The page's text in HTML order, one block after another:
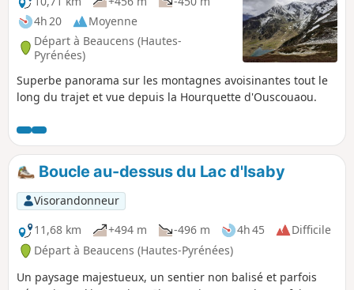
4h 20
Moyenne
Départ à Beaucens (Hautes-
Pyrénées)
Superbe panorama sur les montagnes avoisinantes tout le
long du trajet et vue depuis la Hourquette d'Ouscouaou.
Boucle au-dessus du Lac d'Isaby
Visorandonneur
11,68 km
+494 m -496 m 4h 45
Difficile
Départ à Beaucens (Hautes-Pyrénées)
Un paysage majestueux, un sentier non balisé et parfois